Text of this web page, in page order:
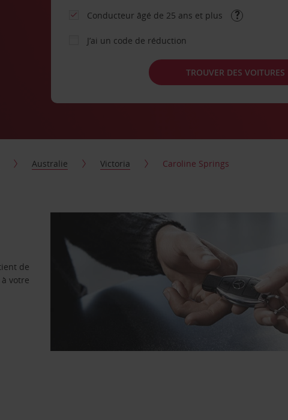
Conducteur âgé de 25 ans et plus
J’ai un code de réduction
TROUVER DES VOITURES
Australie Victoria Caroline Springs
de
votre